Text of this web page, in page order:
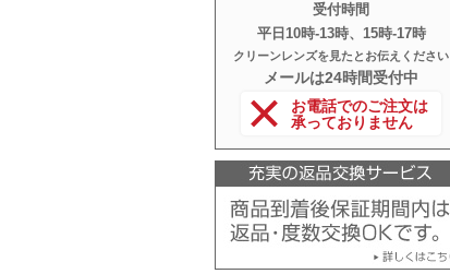
受付時間
平日10時‐13時、15時‐17時
クリーンレンズを見たとお伝えください
メールは24時間受付中
お電話でのご注文は
承っておりません